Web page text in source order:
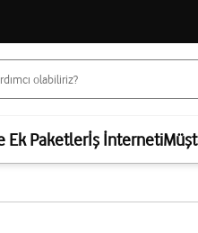
Ek Paketlerİş İnterneti